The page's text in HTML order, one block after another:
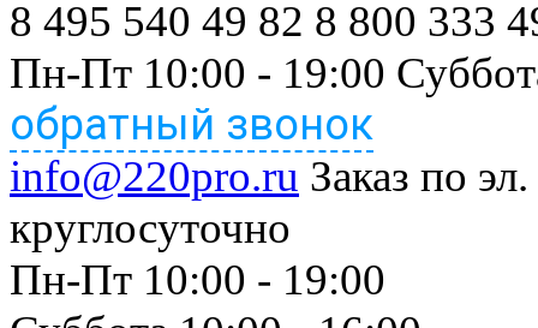
8 495 540 49 82 8 800 333
Пн-Пт 10:00 - 19:00
обратный звонок
info@220pro.ru Заказ по
круглосуточно
Пн-Пт 10:00 - 19:00